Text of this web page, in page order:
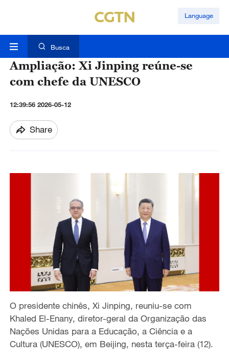
Language
Busca
Ampliação: Xi Jinping reúne-se
com chefe da UNESCO
12:39:56 2026-05-12
Share
O presidente chinês, Xi Jinping, reuniu-se com
Khaled El-Enany, diretor-geral da Organização das
Nações Unidas para a Educação, a Ciência e a
Cultura (UNESCO), em Beijing, nesta terça-feira (12).